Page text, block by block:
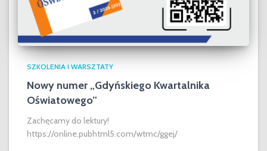
SZKOLENIA I WARSZTATY
Nowy numer „Gdyńskiego Kwartalnika
Oświatowego”
Zachęcamy do lektury!
https://online.pubhtml5.com/wtmc/ggej/